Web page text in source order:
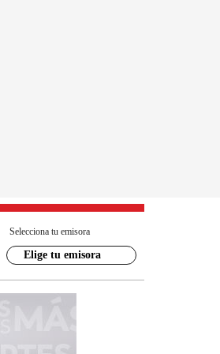
Selecciona tu emisora
Elige tu emisora